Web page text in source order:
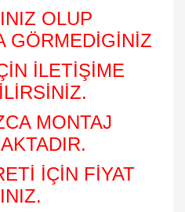
OLUP
GÖRMEDİGİNİZ
İLETİŞİME
MONTAJ
İÇİN FİYAT